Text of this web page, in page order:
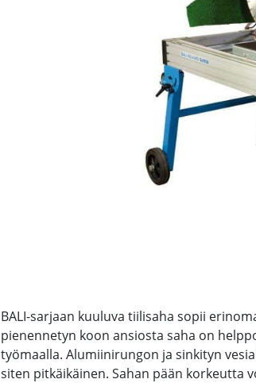
BALI-sarjaan kuuluva tiilisaha sopii
pienennetyn koon ansiosta saha on
työmaalla. Alumiinirungon ja sinkityn
siten pitkäikäinen. Sahan pään korkeutta